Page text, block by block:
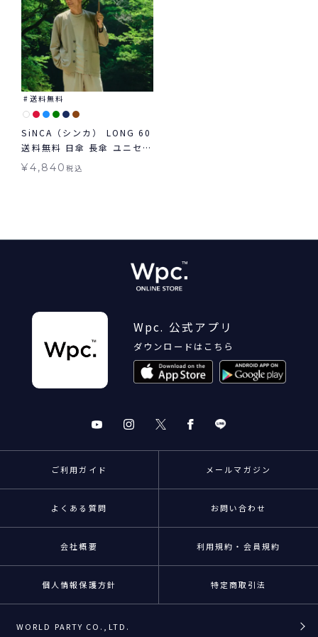
送料無料
SiNCA（シンカ） LONG 60
送料無料 日傘 長傘 ユニセッ
クス 晴雨兼用
¥4,840税込
Wpc. 公式アプリ
ダウンロードはこちら
ご利用ガイド メールマガジン
よくある質問 お問い合わせ
会社概要 利用規約・会員規約
個人情報保護方針 特定商取引法
WORLD PARTY CO.,LTD.